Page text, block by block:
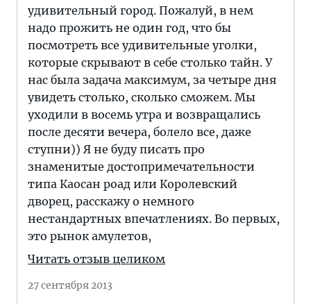
удивительный город. Пожалуй, в нем
надо прожить не один год, что бы
посмотреть все удивительные уголки,
которые скрывают в себе столько тайн. У
нас была задача максимум, за четыре дня
увидеть столько, сколько сможем. Мы
уходили в восемь утра и возвращались
после десяти вечера, болело все, даже
ступни)) Я не буду писать про
знаменитые достопримечательности
типа Каосан роад или Королевский
дворец, расскажу о немного
нестандартных впечатлениях. Во первых,
это рынок амулетов,
Читать отзыв целиком
27 сентября 2013